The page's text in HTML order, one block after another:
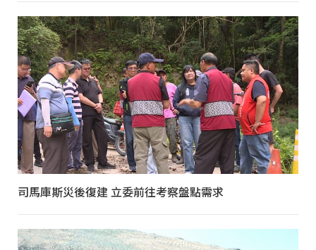
司馬庫斯災後復建 立委前往考察盤點需求